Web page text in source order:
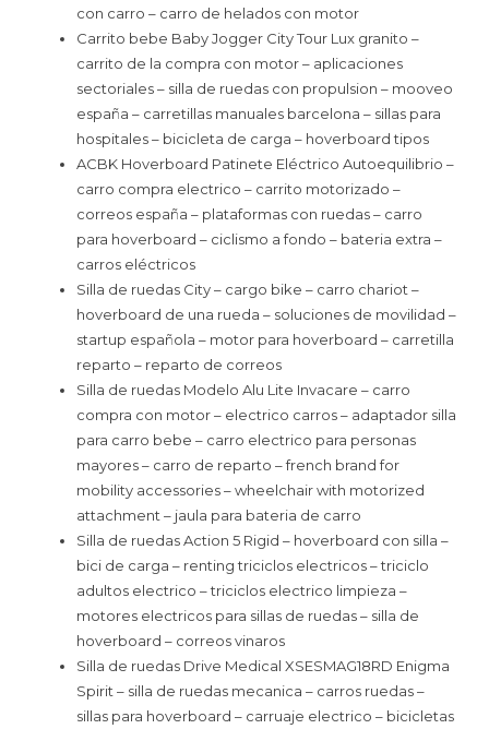
con carro – carro de helados con motor
Carrito bebe Baby Jogger City Tour Lux granito –
carrito de la compra con motor – aplicaciones
sectoriales – silla de ruedas con propulsion – mooveo
españa – carretillas manuales barcelona – sillas para
hospitales – bicicleta de carga – hoverboard tipos
ACBK Hoverboard Patinete Eléctrico Autoequilibrio –
carro compra electrico – carrito motorizado –
correos españa – plataformas con ruedas – carro
para hoverboard – ciclismo a fondo – bateria extra –
carros eléctricos
Silla de ruedas City – cargo bike – carro chariot –
hoverboard de una rueda – soluciones de movilidad –
startup española – motor para hoverboard – carretilla
reparto – reparto de correos
Silla de ruedas Modelo Alu Lite Invacare – carro
compra con motor – electrico carros – adaptador silla
para carro bebe – carro electrico para personas
mayores – carro de reparto – french brand for
mobility accessories – wheelchair with motorized
attachment – jaula para bateria de carro
Silla de ruedas Action 5 Rigid – hoverboard con silla –
bici de carga – renting triciclos electricos – triciclo
adultos electrico – triciclos electrico limpieza –
motores electricos para sillas de ruedas – silla de
hoverboard – correos vinaros
Silla de ruedas Drive Medical XSESMAG18RD Enigma
Spirit – silla de ruedas mecanica – carros ruedas –
sillas para hoverboard – carruaje electrico – bicicletas